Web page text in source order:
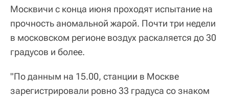
Москвичи с конца июня проходят испытание на
прочность аномальной жарой. Почти три недели
в московском регионе воздух раскаляется до 30
градусов и более.
"По данным на 15.00, станции в Москве
зарегистрировали ровно 33 градуса со знаком